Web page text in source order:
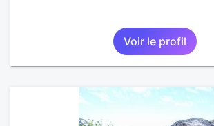
Voir le profil